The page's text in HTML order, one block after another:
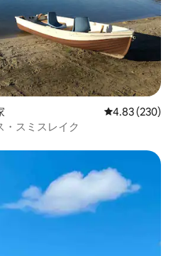
レビュー230
4.83 (230)
・スミスレイク